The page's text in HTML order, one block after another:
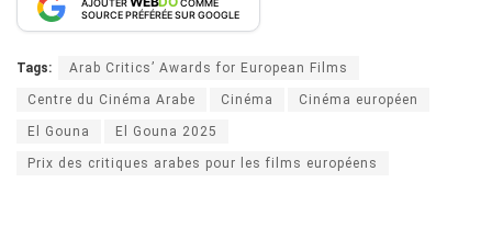
AJOUTER
COMME
SOURCE PRÉFÉRÉE SUR GOOGLE
Tags: Arab Critics’ Awards for European Films
Centre du Cinéma Arabe Cinéma Cinéma européen
El Gouna El Gouna 2025
Prix des critiques arabes pour les films européens